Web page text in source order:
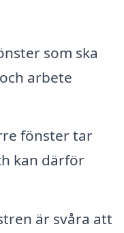
som ska
arbete
fönster tar
kan därför
är svåra att